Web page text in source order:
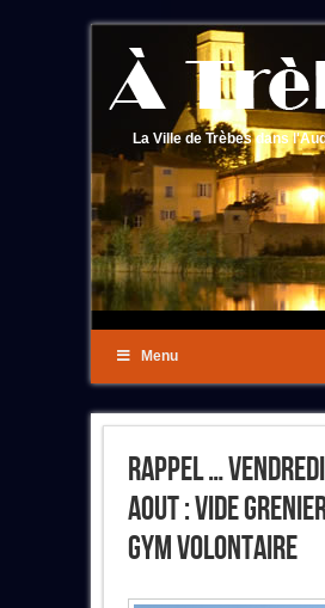
La Ville de Trèbes dans
Menu
Rappel …
Aout : Vide
Gym Volontaire